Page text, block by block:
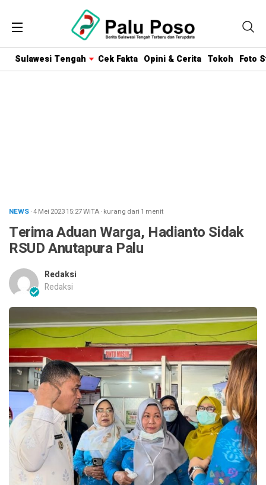
Sulawesi Tengah Cek Fakta Opini & Cerita Tokoh Foto
NEWS· 4 Mei 202315:27WITA· kurang dari 1 menit
Terima Aduan Warga, Hadianto Sidak
RSUD Anutapura Palu
Redaksi
Redaksi